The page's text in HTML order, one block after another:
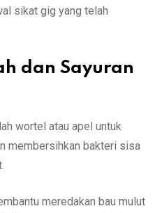
sikat gig yang telah
dan Sayuran
wortel atau apel untuk
membersihkan bakteri sisa
meredakan bau mulut